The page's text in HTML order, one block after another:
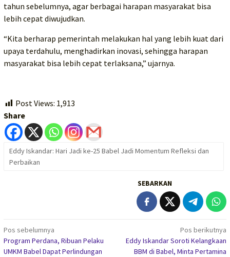
tahun sebelumnya, agar berbagai harapan masyarakat bisa
lebih cepat diwujudkan.
“Kita berharap pemerintah melakukan hal yang lebih kuat dari
upaya terdahulu, menghadirkan inovasi, sehingga harapan
masyarakat bisa lebih cepat terlaksana,” ujarnya.
Post Views: 1,913
Share
Eddy Iskandar: Hari Jadi ke-25 Babel Jadi Momentum Refleksi dan
Perbaikan
SEBARKAN
Navigasi
pos
Pos sebelumnya
Program Perdana, Ribuan Pelaku
UMKM Babel Dapat Perlindungan
Pos berikutnya
Eddy Iskandar Soroti Kelangkaan
BBM di Babel, Minta Pertamina